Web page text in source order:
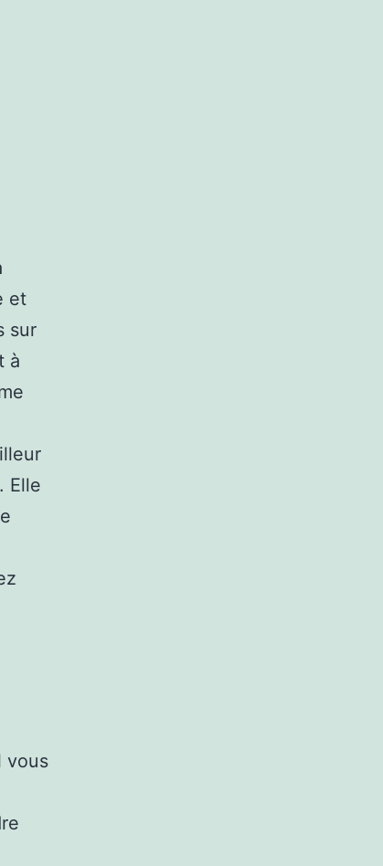
et
sur
à
Elle
vous